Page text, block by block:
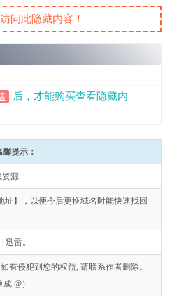
问此隐藏内容！
后，才能购买查看隐藏内
馨提示：
源
】，以便今后更换域名时能快速找回
雷。
有侵犯到您的权益, 请联系作者删除。
@）